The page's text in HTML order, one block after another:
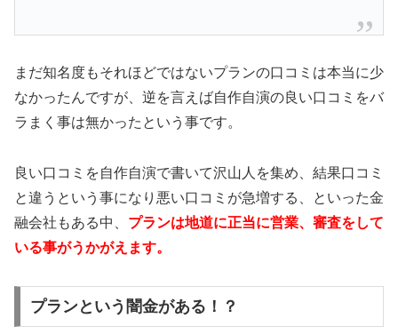
まだ知名度もそれほどではないプランの口コミは本当に少
なかったんですが、逆を言えば自作自演の良い口コミをバ
ラまく事は無かったという事です。
良い口コミを自作自演で書いて沢山人を集め、結果口コミ
と違うという事になり悪い口コミが急増する、といった金
融会社もある中、 プランは地道に正当に営業、審査をして
いる事がうかがえます。
プランという闇金がある！？